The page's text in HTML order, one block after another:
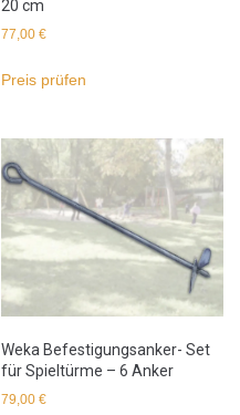
20 cm
77,00€
Preis prüfen
Weka Befestigungsanker- Set
für Spieltürme – 6 Anker
79,00€